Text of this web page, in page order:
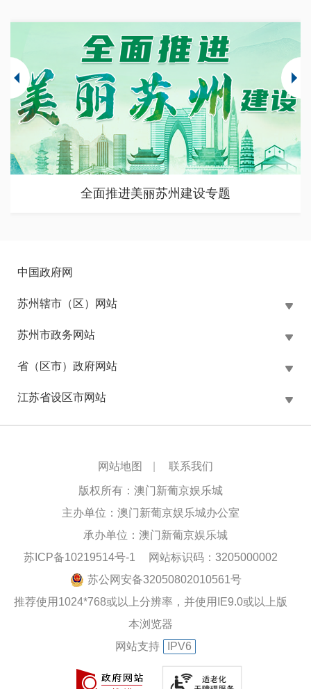
中国政府网
苏州辖市（区）网站
苏州市政务网站
省（区市）政府网站
江苏省设区市网站
网站地图 联系我们
版权所有：澳门新葡京娱乐城
主办单位：澳门新葡京娱乐城办公室
承办单位：澳门新葡京娱乐城
苏ICP备10219514号-1
网站标识码：3205000002
苏公网安备32050802010561号
推荐使用1024*768或以上分辨率，并使用IE9.0或以上版
本浏览器
网站支持
IPV6